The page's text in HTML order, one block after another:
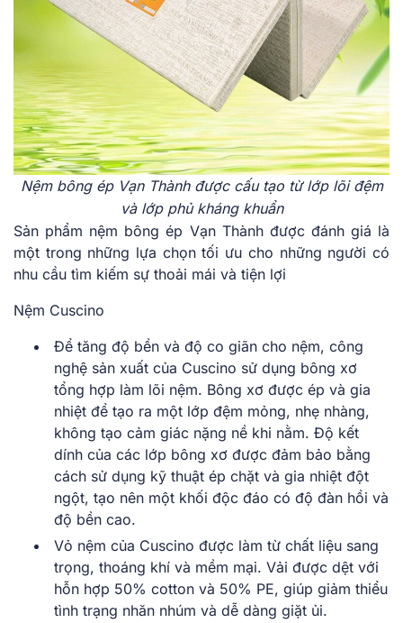
Nệm bông ép Vạn Thành được cấu tạo từ lớp lõi đệm
và lớp phủ kháng khuẩn
Sản phẩm nệm bông ép Vạn Thành được đánh giá là
một trong những lựa chọn tối ưu cho những người có
nhu cầu tìm kiếm sự thoải mái và tiện lợi
Nệm Cuscino
Để tăng độ bền và độ co giãn cho nệm, công
nghệ sản xuất của Cuscino sử dụng bông xơ
tổng hợp làm lõi nệm. Bông xơ được ép và gia
nhiệt để tạo ra một lớp đệm mỏng, nhẹ nhàng,
không tạo cảm giác nặng nề khi nằm. Độ kết
dính của các lớp bông xơ được đảm bảo bằng
cách sử dụng kỹ thuật ép chặt và gia nhiệt đột
ngột, tạo nên một khối độc đáo có độ đàn hồi và
độ bền cao.
Vỏ nệm của Cuscino được làm từ chất liệu sang
trọng, thoáng khí và mềm mại. Vải được dệt với
hỗn hợp 50% cotton và 50% PE, giúp giảm thiểu
tình trạng nhăn nhúm và dễ dàng giặt ủi.